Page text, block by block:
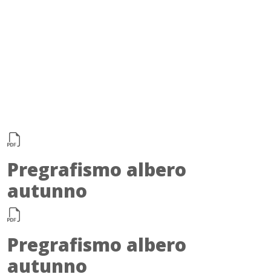
Pregrafismo albero
autunno
Pregrafismo albero
autunno